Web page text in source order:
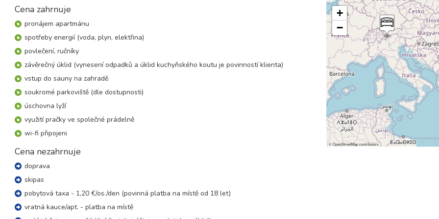
sobota - sobota
33 900 Kč
09.01. - 16.01.27
sobota - sobota
23 700 Kč
16.01. - 23.01.27
sobota - sobota
24 600 Kč
sobota - sobota
25 900 Kč
30.01. - 06.02.27
sobota - sobota
27 400 Kč
únor 2027
sobota - sobota
28 600 Kč
13.02. - 20.02.27
sobota - sobota
20.02. - 27.02.27
sobota - sobota
8 dní (7 nocí)
27.02. - 06.03.27
Cena zahrnuje
pronájem apartmánu
spotřeby energií (voda, plyn, elektřina)
povlečení, ručníky
závěrečný úklid (vynesení odpadků a úklid kuchyňského koutu je povinností klienta)
vstup do sauny na zahradě
soukromé parkoviště (dle dostupnosti)
úschovna lyží
využití pračky ve společné prádelně
wi-fi připojeni
Cena nezahrnuje
doprava
skipas
pobytová taxa - 1,20 €/os./den (povinná platba na místě od 18 let)
vratná kauce/apt. - platba na místě
+
−
©OpenStreetMapcontributors